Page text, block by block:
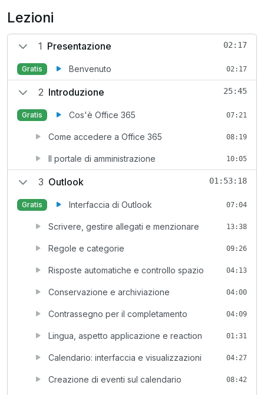
Lezioni
1 Presentazione 02:17
Gratis Benvenuto 02:17
2 Introduzione 25:45
Gratis Cos'è Office 365 07:21
Come accedere a Office 365 08:19
Il portale di amministrazione 10:05
3 Outlook 01:53:18
Gratis Interfaccia di Outlook 07:04
Scrivere, gestire allegati e menzionare 13:38
Regole e categorie 09:26
Risposte automatiche e controllo spazio 04:13
Conservazione e archiviazione 04:00
Contrassegno per il completamento 04:09
Lingua, aspetto applicazione e reaction 01:31
Calendario: interfaccia e visualizzazioni 04:27
Creazione di eventi sul calendario 08:42